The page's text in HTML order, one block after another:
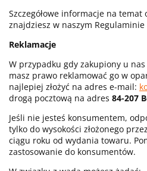
Szczegółowe informacje na
znajdziesz w naszym Regulaminie
Reklamacje
W przypadku gdy zakupiony u
masz prawo reklamować go w
najlepiej złożyć na adres e-mail:
drogą pocztową na adres 84-207
Jeśli nie jesteś konsumentem,
tylko do wysokości złożonego
ciągu roku od wydania towaru.
zastosowanie do konsumentów.